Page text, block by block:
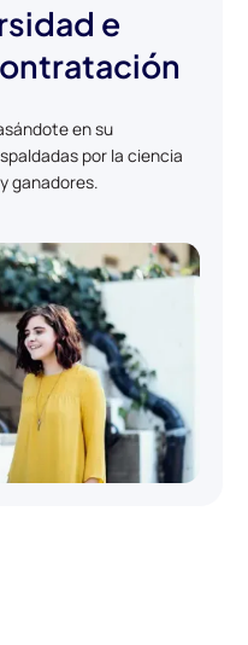
e
en su
por la ciencia
ganadores.